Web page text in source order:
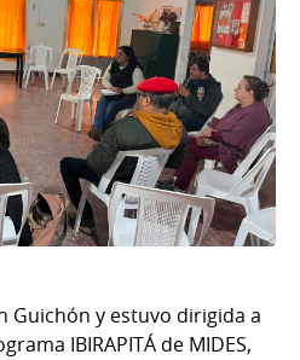
Guichón y estuvo dirigida a
IBIRAPITÁ de MIDES,